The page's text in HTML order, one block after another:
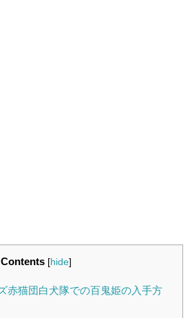
Contents [hide]
赤猫団白犬隊での百鬼姫の入手方